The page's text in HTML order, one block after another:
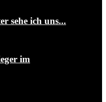
sehe ich uns...
im